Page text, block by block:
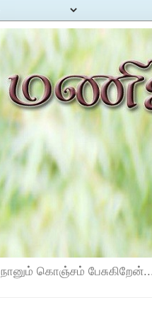
நானும் கொஞ்சம்